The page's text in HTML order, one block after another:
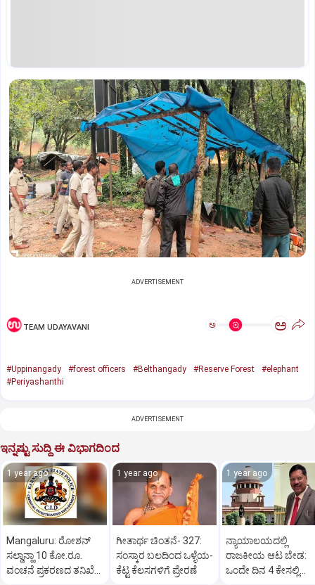
ADVERTISEMENT
TEAM UDAYAVANI ಅ ಅ
#Uppinangady #forest officers #Belthangady #Reserve Forest
#elephant
#Periyashanthi
ADVERTISEMENT
ಇನ್ನಷ್ಟು ಸುದ್ದಿ ಈ ವಿಭಾಗದಿಂದ
1 year ago
Mangaluru: ರೋಶನ್‌
ಸಲ್ಡಾನ್ಹಾ 10 ಕೋ.ರೂ.
ವಂಚನೆ ಪ್ರಕರಣದ ತನಿಖೆ
1 year ago
ಗೀತಾರ್ಥ ಚಿಂತನೆ- 327:
ಸಂಸ್ಕಾರ ಬಲದಿಂದ ಒಳ್ಳೆಯ-
ಕೆಟ್ಟ ಕೆಲಸಗಳಿಗೆ ಪ್ರೇರಣೆ
1 year ago
ನ್ಯಾಯಾಲಯದಲ್ಲಿ
ರಾಜಕೀಯ ಆಟ ಬೇಡ:
ಒಂದೇ ದಿನ 4 ಕೇಸಲ್ಲಿ